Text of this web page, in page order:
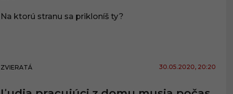
Na ktorú stranu sa prikloníš ty?
ZVIERATÁ 30.05.2020, 20:20